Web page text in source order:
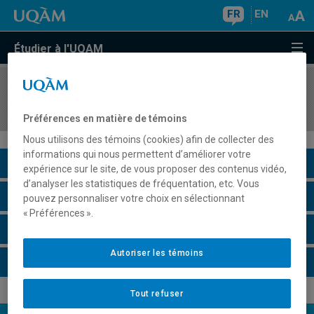
FR EN
Étudier à l'UQAM
COURS//
Description du cours
Horaire - Été 2026
Préférences en matière de témoins
Nous utilisons des témoins (cookies) afin de collecter des
informations qui nous permettent d’améliorer votre
expérience sur le site, de vous proposer des contenus vidéo,
d’analyser les statistiques de fréquentation, etc. Vous
pouvez personnaliser votre choix en sélectionnant
« Préférences ».
Tout refuser
Autoriser les témoins